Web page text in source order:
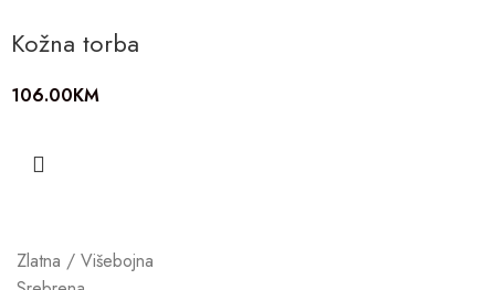
Kožna torba
106.00KM
Zlatna / Višebojna